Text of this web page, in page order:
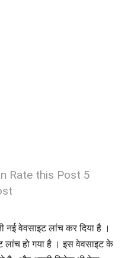
Rate this Post 5
वेवसाइट लांच कर दिया है ।
लांच हो गया है । इस वेवसाइट के